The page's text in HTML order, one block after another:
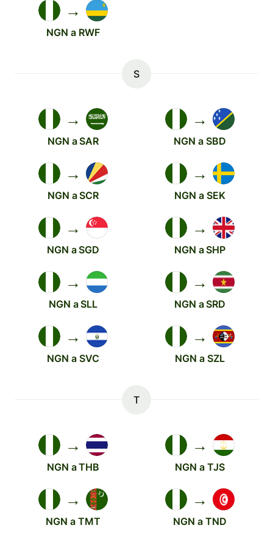
→
NGN a RWF
S
→
NGN a SAR
→
NGN a SBD
→
NGN a SCR
→
NGN a SEK
→
NGN a SGD
→
NGN a SHP
→
NGN a SLL
→
NGN a SRD
→
NGN a SVC
→
NGN a SZL
T
→
NGN a THB
→
NGN a TJS
→
NGN a TMT
→
NGN a TND